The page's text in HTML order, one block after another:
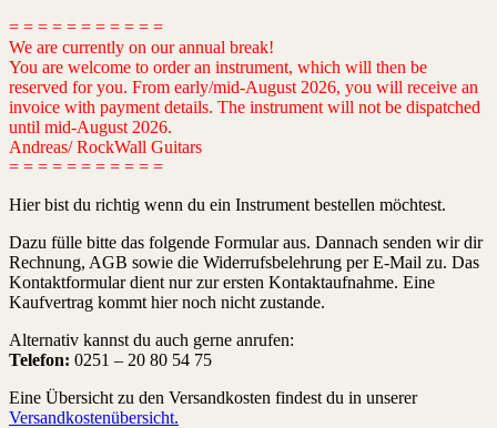
= = = = = = = = = = =
We are currently on our annual break!
You are welcome to order an instrument, which will then be
reserved for you. From early/mid-August 2026, you will receive an
invoice with payment details. The instrument will not be dispatched
until mid-August 2026.
Andreas/ RockWall Guitars
= = = = = = = = = = =
Hier bist du richtig wenn du ein Instrument bestellen möchtest.
Dazu fülle bitte das folgende Formular aus. Dannach senden wir dir
Rechnung, AGB sowie die Widerrufsbelehrung per E-Mail zu. Das
Kontaktformular dient nur zur ersten Kontaktaufnahme. Eine
Kaufvertrag kommt hier noch nicht zustande.
Alternativ kannst du auch gerne anrufen:
Telefon: 0251 – 20 80 54 75
Eine Übersicht zu den Versandkosten findest du in unserer
Versandkostenübersicht.